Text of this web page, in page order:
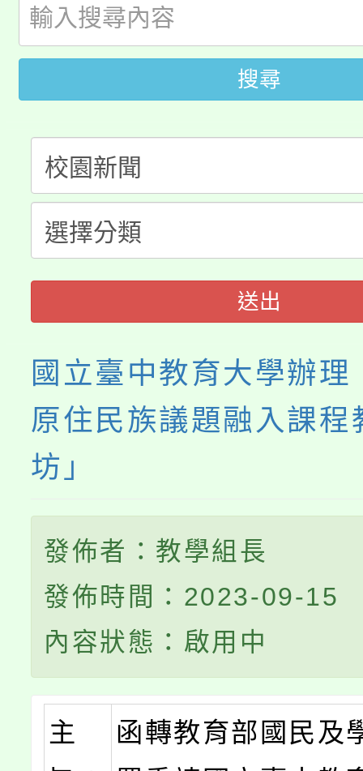
田徑場及游泳池舉行。
桃園市低收入戶享有免
視費優惠，中低收入戶
半價優惠，詳情可洽有
者。
大園自造教育及科技中
份教師增能研習
大溪自造教育及科技中
份教師研習
淨零綠生活教案入校路
會
115年食農教育專業人
程
搜尋
送出
國立臺中教育大學辦
原住民族議題融入課程
坊」
發佈者：教學組長
發佈時間：2023-09-15
內容狀態：啟用中
主
函轉教育部國民及